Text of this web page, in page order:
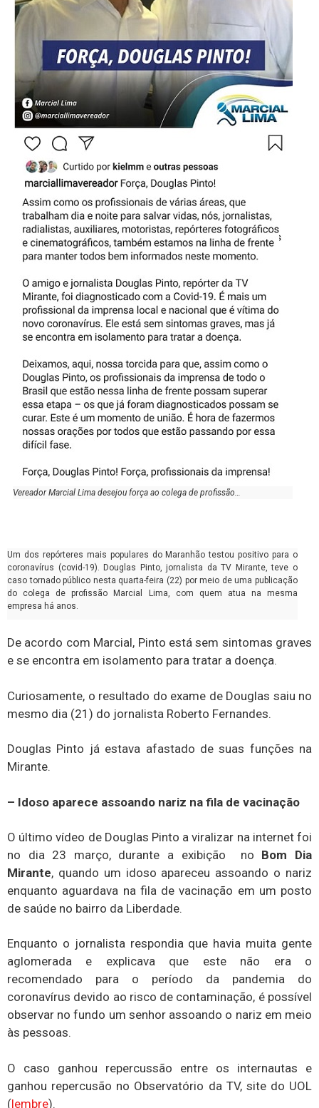
Vereador Marcial Lima desejou força ao colega de profissão…
Um dos repórteres mais populares do Maranhão testou positivo para o
coronavírus (covid-19). Douglas Pinto, jornalista da TV Mirante, teve o
caso tornado público nesta quarta-feira (22) por meio de uma publicação
do colega de profissão Marcial Lima, com quem atua na mesma
empresa há anos.
De acordo com Marcial, Pinto está sem sintomas graves
e se encontra em isolamento para tratar a doença.
Curiosamente, o resultado do exame de Douglas saiu no
mesmo dia (21) do jornalista Roberto Fernandes.
Douglas Pinto já estava afastado de suas funções na
Mirante.
– Idoso aparece assoando nariz na fila de vacinação
O último vídeo de Douglas Pinto a viralizar na internet foi
no dia 23 março, durante a exibição no Bom Dia
Mirante, quando um idoso apareceu assoando o nariz
enquanto aguardava na fila de vacinação em um posto
de saúde no bairro da Liberdade.
Enquanto o jornalista respondia que havia muita gente
aglomerada e explicava que este não era o
recomendado para o período da pandemia do
coronavírus devido ao risco de contaminação, é possível
observar no fundo um senhor assoando o nariz em meio
às pessoas.
O caso ganhou repercussão entre os internautas e
ganhou repercusão no Observatório da TV, site do UOL
(lembre).